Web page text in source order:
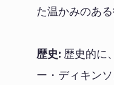
た温かみのあ
歴史:歴史的に
ー・ディキン